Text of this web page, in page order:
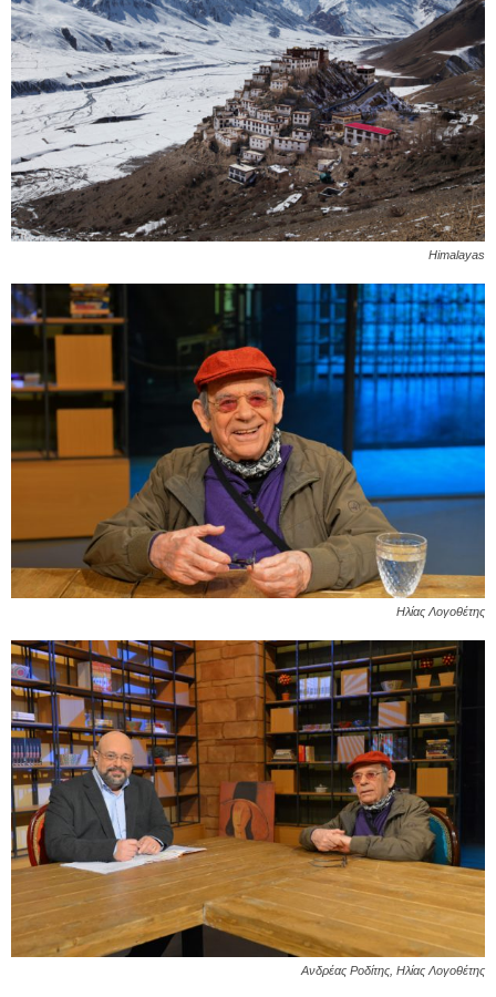
Himalayas
Ηλίας Λογοθέτης
Ανδρέας Ροδίτης, Ηλίας Λογοθέτης